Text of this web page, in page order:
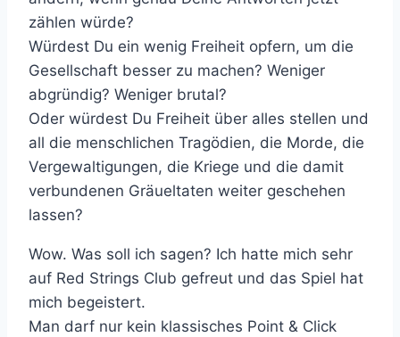
zählen würde?
Würdest Du ein wenig Freiheit opfern, um die
Gesellschaft besser zu machen? Weniger
abgründig? Weniger brutal?
Oder würdest Du Freiheit über alles stellen und
all die menschlichen Tragödien, die Morde, die
Vergewaltigungen, die Kriege und die damit
verbundenen Gräueltaten weiter geschehen
lassen?
Wow. Was soll ich sagen? Ich hatte mich sehr
auf Red Strings Club gefreut und das Spiel hat
mich begeistert.
Man darf nur kein klassisches Point & Click